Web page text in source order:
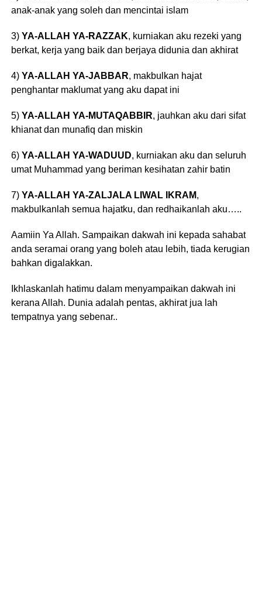
anak-anak yang soleh dan mencintai islam
3) YA-ALLAH YA-RAZZAK, kurniakan aku rezeki yang
berkat, kerja yang baik dan berjaya didunia dan akhirat
4) YA-ALLAH YA-JABBAR, makbulkan hajat
penghantar maklumat yang aku dapat ini
5) YA-ALLAH YA-MUTAQABBIR, jauhkan aku dari sifat
khianat dan munafiq dan miskin
6) YA-ALLAH YA-WADUUD, kurniakan aku dan seluruh
umat Muhammad yang beriman kesihatan zahir batin
7) YA-ALLAH YA-ZALJALA LIWAL IKRAM,
makbulkanlah semua hajatku, dan redhaikanlah aku…..
Aamiin Ya Allah. Sampaikan dakwah ini kepada sahabat
anda seramai orang yang boleh atau lebih, tiada kerugian
bahkan digalakkan.
Ikhlaskanlah hatimu dalam menyampaikan dakwah ini
kerana Allah. Dunia adalah pentas, akhirat jua lah
tempatnya yang sebenar..